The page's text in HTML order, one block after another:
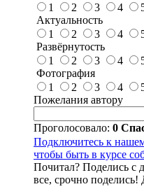
1
2 3 4
Актуальность
1
2 3 4
Развёрнутость
1
2 3 4
Фотография
1
2 3 4
Пожелания автору
Проголосовало: 0
Подключитесь к
чтобы быть в курсе
Почитал? Поделись с
все, срочно